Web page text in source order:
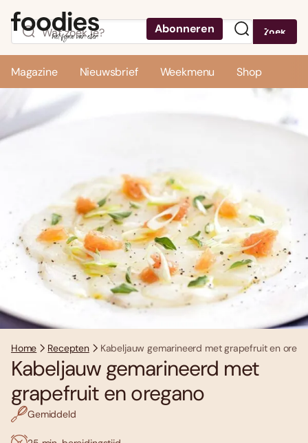
Abonneren Zoek
Magazine Nieuwsbrief Weekmenu Shop
Home Recepten Kabeljauw gemarineerd met grapefruit en
Kabeljauw gemarineerd met
grapefruit en oregano
Gemiddeld